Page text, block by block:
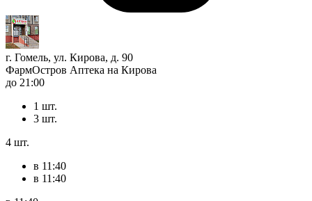
г. Гомель, ул. Кирова, д. 90
ФармОстров Аптека на Кирова
до 21:00
1 шт.
3 шт.
4 шт.
в 11:40
в 11:40